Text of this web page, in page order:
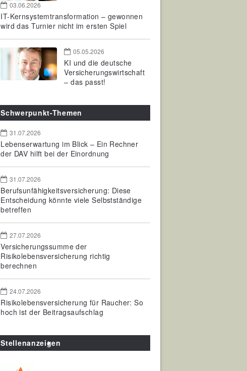
03.06.2026
IT-Kernsystemtransformation – gewonnen
wird das Turnier nicht im ersten Spiel
05.05.2026
KI und die deutsche
Versicherungswirtschaft
– das passt!
Schwerpunkt-Themen
31.07.2026
Lebenserwartung im Blick – Ein Rechner
der DAV hilft bei der Einordnung
31.07.2026
Berufsunfähigkeitsversicherung: Diese
Entscheidung könnte viele Selbstständige
betreffen
27.07.2026
Versicherungssumme der
Risikolebensversicherung richtig
berechnen
24.07.2026
Risikolebensversicherung für Raucher: So
hoch ist der Beitragsaufschlag
Stellenanzeigen